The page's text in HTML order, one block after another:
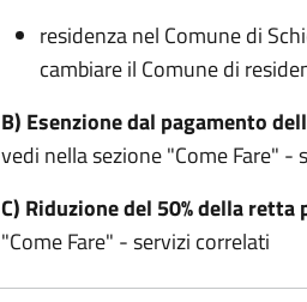
residenza nel Comune di
cambiare il Comune di
B) Esenzione dal pagamento
vedi nella sezione "Come Fare" -
C) Riduzione del 50% della
"Come Fare" - servizi correlati